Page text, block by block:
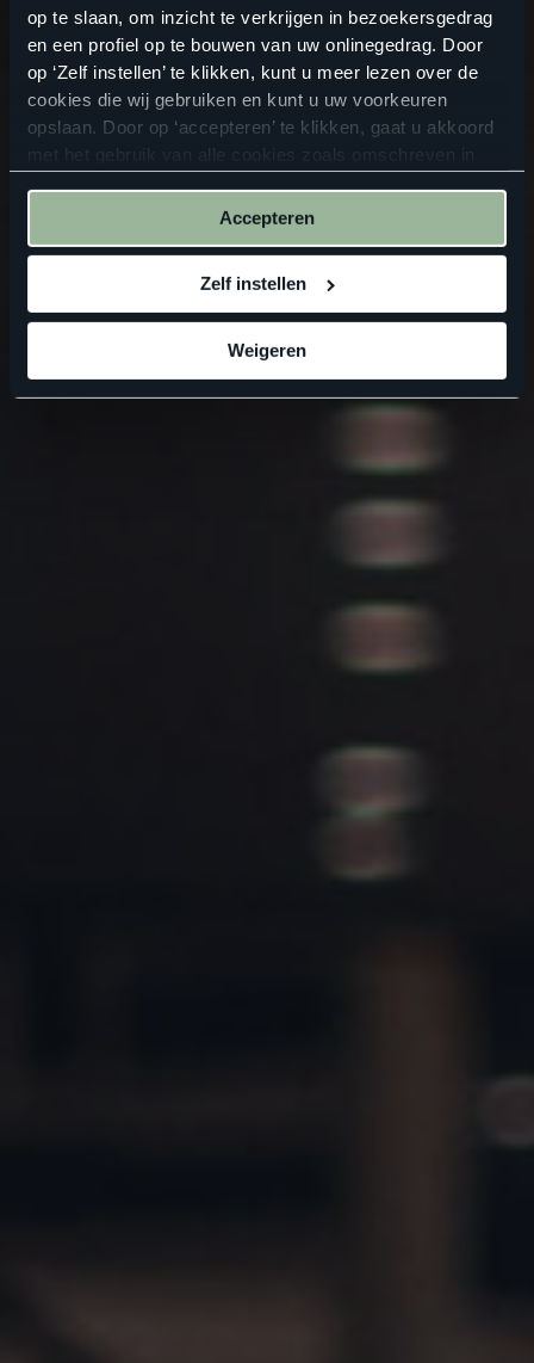
op te slaan, om inzicht te verkrijgen in bezoekersgedrag
en een profiel op te bouwen van uw onlinegedrag. Door
op ‘Zelf instellen’ te klikken, kunt u meer lezen over de
cookies die wij gebruiken en kunt u uw voorkeuren
opslaan. Door op ‘accepteren’ te klikken, gaat u akkoord
met het gebruik van alle cookies zoals omschreven in
Accepteren
Zelf instellen
Weigeren